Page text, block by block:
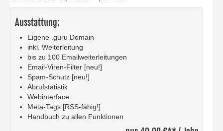
Ausstattung:
Eigene .guru Domain
inkl. Weiterleitung
bis zu 100 Emailweiterleitungen
Email-Viren-Filter [neu!]
Spam-Schutz [neu!]
Abrufstatistik
Webinterface
Meta-Tags [RSS-fähig!]
Handbuch zu allen Funktionen